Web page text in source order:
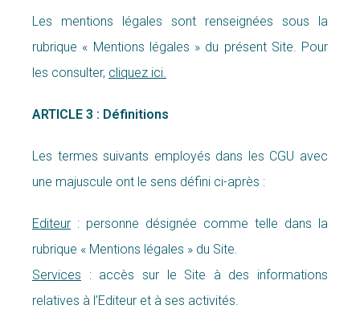
Les mentions légales sont renseignées sous la
rubrique « Mentions légales » du présent Site. Pour
les consulter, cliquez ici.
ARTICLE 3 : Définitions
Les termes suivants employés dans les CGU avec
une majuscule ont le sens défini ci-après :
Editeur : personne désignée comme telle dans la
rubrique « Mentions légales » du Site.
Services : accès sur le Site à des informations
relatives à l’Editeur et à ses activités.